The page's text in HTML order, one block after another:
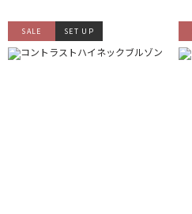
フリーワード
売れ筋順
新着順
SALE SET UP